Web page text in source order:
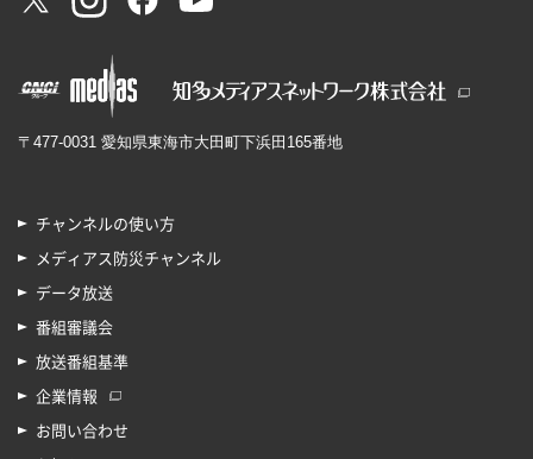
〒477-0031 愛知県東海市大田町下浜田165番地
チャンネルの使い方
メディアス防災チャンネル
データ放送
番組審議会
放送番組基準
企業情報
お問い合わせ